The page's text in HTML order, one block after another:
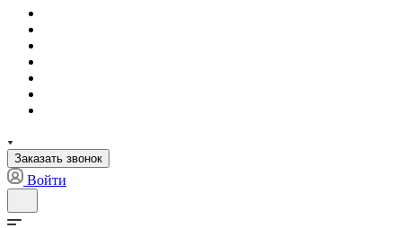
Заказать звонок
Войти